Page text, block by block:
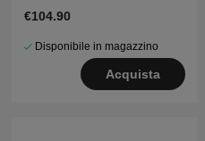
€104.90
Disponibile in magazzino
Acquista